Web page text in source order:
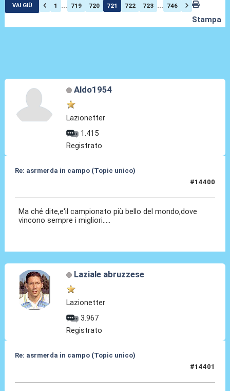
VAI GIÙ 1 ... 719 720 721 722 723 ... 746
Stampa
Aldo1954
Lazionetter
1.415
Registrato
Re: asrmerda in campo (Topic unico)
#14400
Ma ché dite,e'il campionato più bello del mondo,dove
vincono sempre i migliori.....
Laziale abruzzese
Lazionetter
3.967
Registrato
Re: asrmerda in campo (Topic unico)
#14401